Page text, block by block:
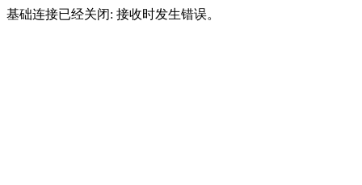
基础连接已经关闭: 接收时发生错误。